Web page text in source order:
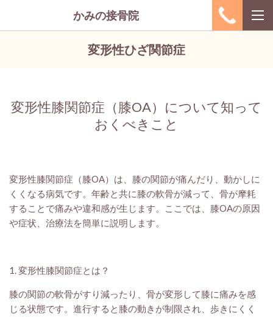
かみの接骨院
変形性ひざ関節症
変形性膝関節症（膝OA）について知って
おくべきこと
変形性膝関節症（膝OA）は、膝の関節が痛んだり、動かしに
くくなる病気です。年齢と共に膝の軟骨が減って、骨が摩耗
することで痛みや違和感が生じます。ここでは、膝OAの原因
や症状、治療法を簡単に説明します。
1. 変形性膝関節症とは？
膝の関節の軟骨がすり減ったり、骨が変形して膝に痛みを感
じる状態です。進行すると膝の動きが制限され、歩きにくく